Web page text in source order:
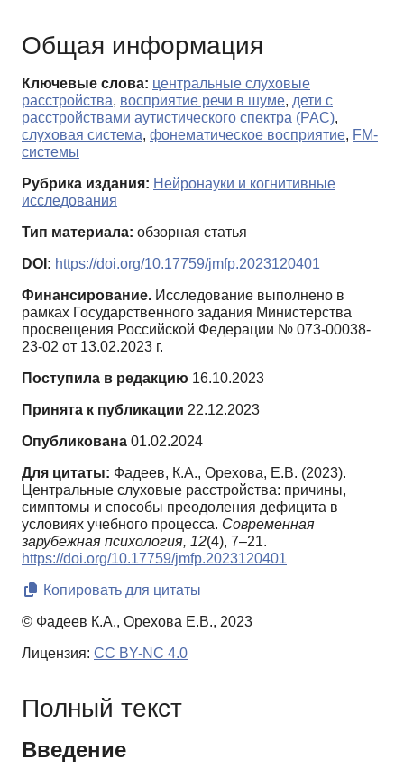
Общая информация
Ключевые слова: центральные слуховые
расстройства, восприятие речи в шуме, дети с
расстройствами аутистического спектра (РАС),
слуховая система, фонематическое восприятие, FM-
системы
Рубрика издания: Нейронауки и когнитивные
исследования
Тип материала: обзорная статья
DOI: https://doi.org/10.17759/jmfp.2023120401
Финансирование. Исследование выполнено в
рамках Государственного задания Министерства
просвещения Российской Федерации № 073-00038-
23-02 от 13.02.2023 г.
Поступила в редакцию 16.10.2023
Принята к публикации 22.12.2023
Опубликована 01.02.2024
Для цитаты: Фадеев, К.А., Орехова, Е.В. (2023).
Центральные слуховые расстройства: причины,
симптомы и способы преодоления дефицита в
условиях учебного процесса. Современная
зарубежная психология, 12(4), 7–21.
https://doi.org/10.17759/jmfp.2023120401
Копировать для цитаты
© Фадеев К.А., Орехова Е.В., 2023
Лицензия: CC BY-NC 4.0
Полный текст
Введение